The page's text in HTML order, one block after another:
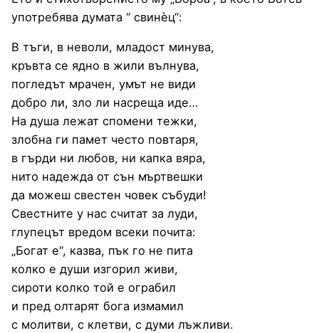
употребява думата “ свинѐц“:
В тъги, в неволи, младост минува,
кръвта се ядно в жили вълнува,
погледът мрачен, умът не види
добро ли, зло ли насреща иде…
На душа лежат спомени тежки,
злобна ги памет често повтаря,
в гърди ни любов, ни капка вяра,
нито надежда от сън мъртвешки
да можеш свестен човек събуди!
Свестните у нас считат за луди,
глупецът вредом всеки почита:
„Богат е“, казва, пък го не пита
колко е души изгорил живи,
сироти колко той е ограбил
и пред олтарят бога измамил
с молитви, с клетви, с думи лъжливи.